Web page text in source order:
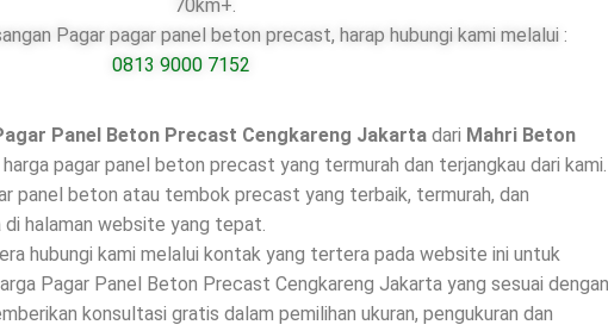
70km+.
Pagar pagar panel beton precast, harap hubungi kami melalui :
0813 9000 7152
Panel Beton Precast Cengkareng Jakarta dari Mahri Beton
pagar panel beton precast yang termurah dan terjangkau dari kami.
panel beton atau tembok precast yang terbaik, termurah, dan
halaman website yang tepat.
hubungi kami melalui kontak yang tertera pada website ini untuk
Pagar Panel Beton Precast Cengkareng Jakarta yang sesuai dengan
konsultasi gratis dalam pemilihan ukuran, pengukuran dan